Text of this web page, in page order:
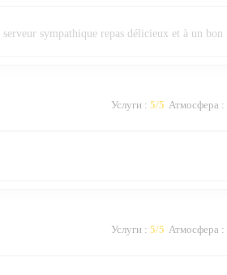
sympathique repas délicieux et à un
Услуги : 5/5 Атмосфера :
Услуги : 5/5 Атмосфера :